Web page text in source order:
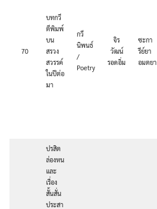
70
บทกวี
ตีพิมพ์
บน
สรวง
สวรรค์
ในปีต่อ
มา
กวี
นิพนธ์
/
Poetry
จิร
วัฒน์
รอดอิ่ม
ซะกา
รีย์ยา
อมตยา
ปรสิต
ล่องหน
และ
เรื่อง
สั้นสั่น
ประสา